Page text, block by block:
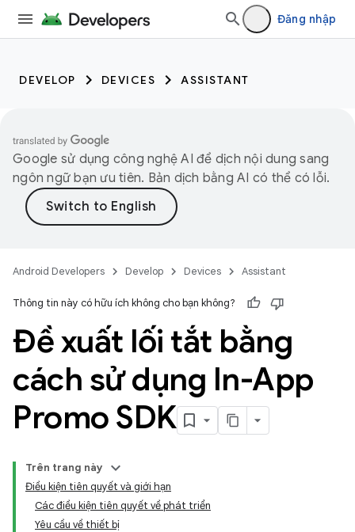
Đăng nhập
DEVELOP DEVICES ASSISTANT
Google sử dụng công nghệ AI để dịch nội dung sang
ngôn ngữ bạn ưu tiên. Bản dịch bằng AI có thể có lỗi.
Android Developers Develop Devices Assistant
Thông tin này có hữu ích không cho bạn không?
Đề xuất lối tắt bằng
cách sử dụng In-App
Promo SDK
Trên trang này
Điều kiện tiên quyết và giới hạn
Các điều kiện tiên quyết về phát triển
Yêu cầu về thiết bị